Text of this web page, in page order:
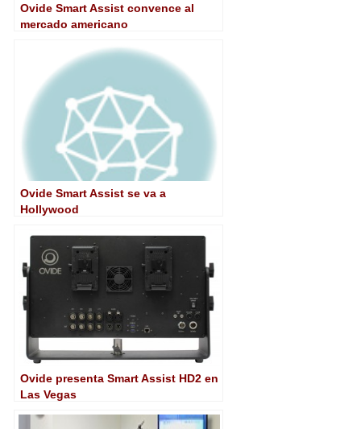
Ovide Smart Assist convence al
mercado americano
Ovide Smart Assist se va a
Hollywood
Ovide presenta Smart Assist HD2 en
Las Vegas